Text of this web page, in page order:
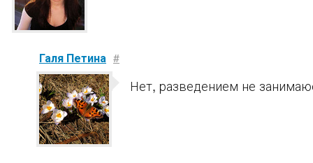
Галя Петина #
Нет, разведением не